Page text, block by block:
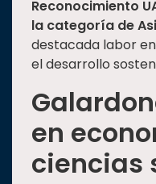
Reconocimiento
la categoría de
destacada labor
el desarrollo
en
ciencias